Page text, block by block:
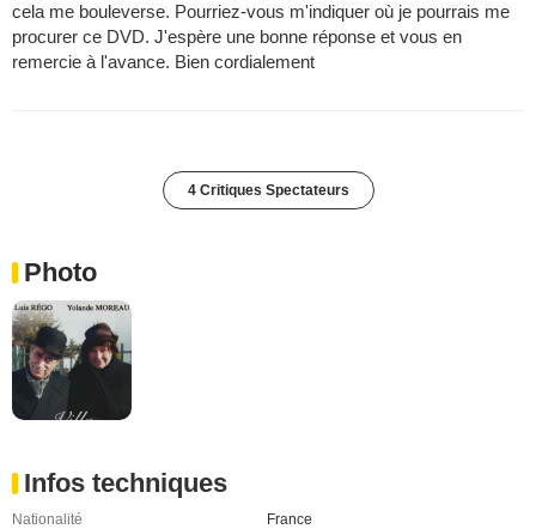
cela me bouleverse. Pourriez-vous m'indiquer où je pourrais me
procurer ce DVD. J'espère une bonne réponse et vous en
remercie à l'avance. Bien cordialement
4 Critiques Spectateurs
Photo
Infos techniques
Nationalité
France